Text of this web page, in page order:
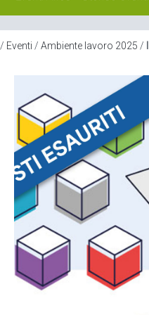
/ Eventi / Ambiente lavoro 2025 /